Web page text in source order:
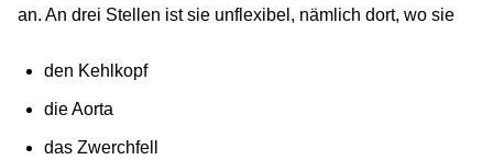
an. An drei Stellen ist sie unflexibel, nämlich dort, wo sie
den Kehlkopf
die Aorta
das Zwerchfell